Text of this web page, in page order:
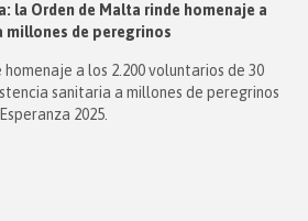
la Orden de Malta rinde homenaje a
millones de peregrinos
a los 2.200 voluntarios de 30
sanitaria a millones de peregrinos
2025.